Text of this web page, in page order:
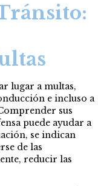
lugar a multas,
e incluso a
sus
puede ayudar a
se indican
de las
reducir las